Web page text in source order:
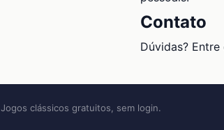
Contato
Dúvidas?
Jogos clássicos gratuitos, sem login.